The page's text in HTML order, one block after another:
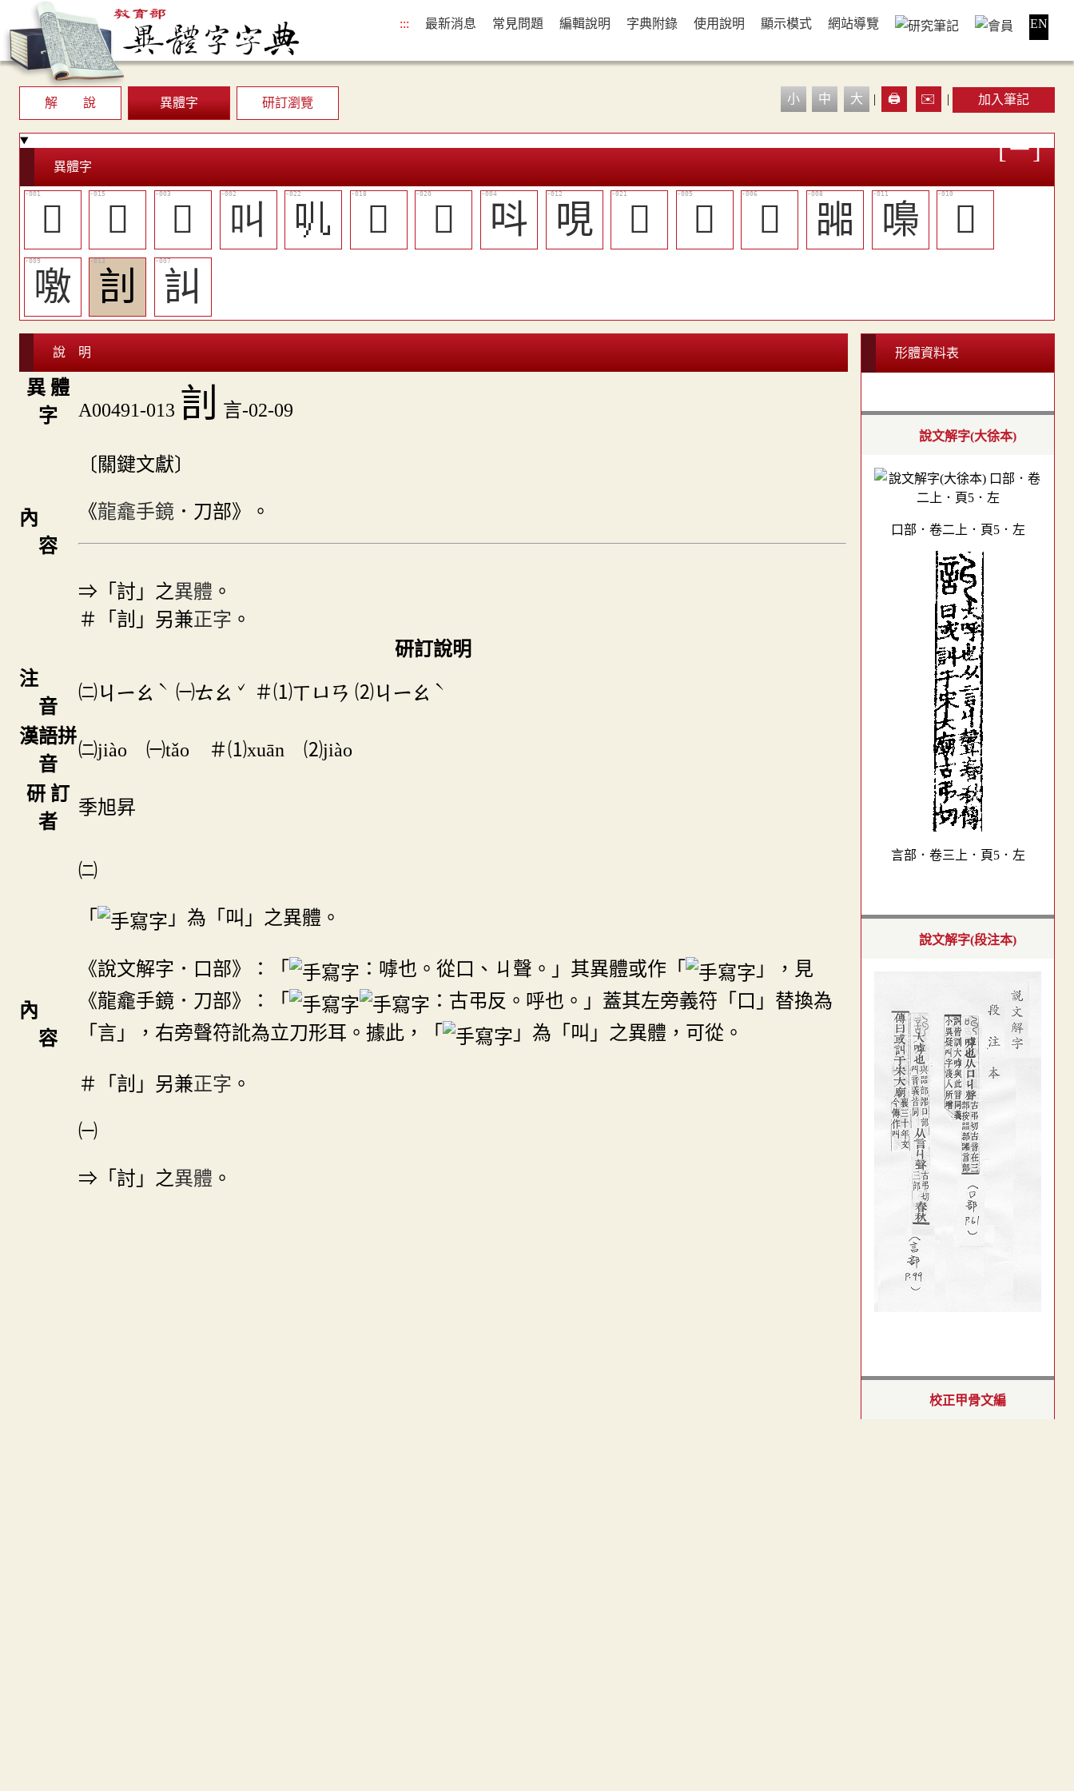
::: 最新消息 常見問題 編輯說明 字典附錄 使用說明 顯示模式 網站導覽 EN
解 說 異體字 研訂瀏覽 小 中 大 | 🖨️ ✉️ | 加入筆記
異體字
𠮧 󰬝 𠮪 叫 䶷 󰬞 󰬟 呌 哯 󰬠 𠸵 𠶼 嘂 嘄
󺂅
噭
䚯 訆
說 明
異 體
字
A00491-013 䚯 言-02-09
內
容
〔關鍵文獻〕
《龍龕手鏡 ．刀部》。
⇒「討」之異體 。
＃「䚯」另兼正字 。
研訂說明
注
音
㈡ㄐㄧㄠ ˋ ㈠ㄊㄠ ˇ ＃⑴ㄒㄩㄢ ⑵ㄐㄧㄠ ˋ
漢語拼
音
㈡jiào ㈠tǎo ＃⑴xuān ⑵jiào
研 訂
者
季旭昇
內
容
㈡
「 」為「叫」之異體。
《說文解字．口部》：「 ：嘑也。從口、ㄐ聲。」其異體或作「
」，見
《龍龕手鏡．刀部》：「
：古弔反。呼也。」蓋其左旁義符「口」替換為
「言」，右旁聲符訛為立刀形耳。據此，「
」為「叫」之異體，可從。
＃「䚯」另兼正字 。
㈠
⇒「討」之異體 。
形體資料表
說文解字(大徐本)
口部．卷二上．頁5．左
言部．卷三上．頁5．左
說文解字(段注本)
校正甲骨文編